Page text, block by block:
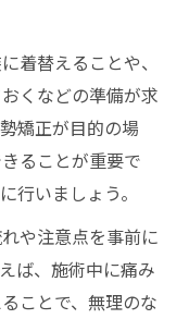
着替えることや、
くなどの準備が求
矯正が目的の場
ることが重要で
行いましょう。
や注意点を事前に
ば、施術中に痛み
ことで、無理のな